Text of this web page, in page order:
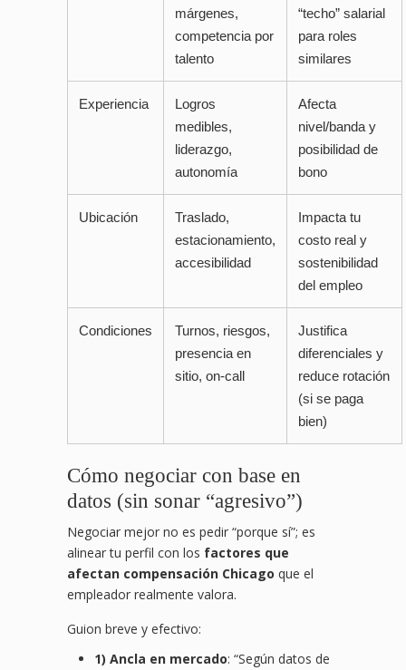
márgenes,
competencia por
talento
“techo” salarial
para roles
similares
Experiencia
Logros
medibles,
liderazgo,
autonomía
Afecta
nivel/banda y
posibilidad de
bono
Ubicación
Traslado,
estacionamiento,
accesibilidad
Impacta tu
costo real y
sostenibilidad
del empleo
Condiciones
Turnos, riesgos,
presencia en
sitio, on-call
Justifica
diferenciales y
reduce rotación
(si se paga
bien)
Cómo negociar con base en
datos (sin sonar “agresivo”)
Negociar mejor no es pedir “porque sí”; es
alinear tu perfil con los factores que
afectan compensación Chicago que el
empleador realmente valora.
Guion breve y efectivo:
1) Ancla en mercado: “Según datos de